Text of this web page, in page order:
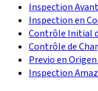
Inspection
Inspection en
Contrôle Initial
Contrôle de
Previo en
Inspection